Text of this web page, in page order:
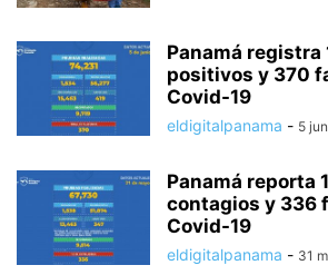
Panamá registra
positivos y 370
Covid-19
eldigitalpanama - 5
Panamá reporta
contagios y 336
Covid-19
eldigitalpanama - 31